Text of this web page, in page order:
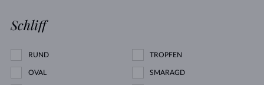
Schliff
RUND TROPFEN
OVAL SMARAGD